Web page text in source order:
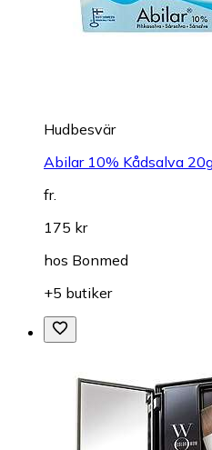
Hudbesvär
Abilar 10% Kådsalva
fr.
175 kr
hos Bonmed
+5 butiker